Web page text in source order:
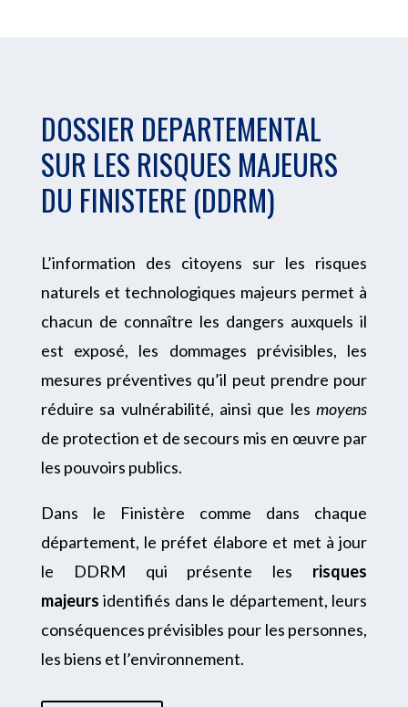
DOSSIER DEPARTEMENTAL
SUR LES RISQUES MAJEURS
DU FINISTERE (DDRM)
L’information des citoyens sur les risques
naturels et technologiques majeurs permet à
chacun de connaître les dangers auxquels il
est exposé, les dommages prévisibles, les
mesures préventives qu’il peut prendre pour
réduire sa vulnérabilité, ainsi que lesmoyens
de protection et de secours mis en œuvre par
les pouvoirs publics.
Dans le Finistère comme dans chaque
département, le préfet élabore et met à jour
le DDRM qui présente les risques
majeurs identifiés dans le département, leurs
conséquences prévisibles pour les personnes,
les biens et l’environnement.